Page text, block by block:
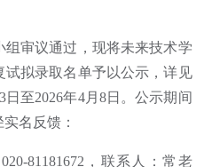
组审议通过，现将未来技术学
试拟录取名单予以公示，详见
日至2026年4月8日。公示期间
名反馈：
81181672，联系人：常老